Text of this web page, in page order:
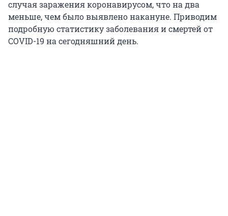
случая заражения коронавирусом, что на два
меньше, чем было выявлено накануне. Приводим
подробную статистику заболевания и смертей от
COVID-19 на сегодняшний день.